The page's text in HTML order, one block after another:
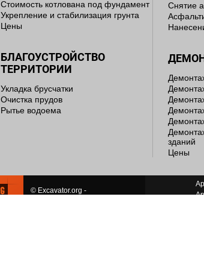
Стоимость котлована под фундамент
Укрепление и стабилизация грунта
Цены
БЛАГОУСТРОЙСТВО
ТЕРРИТОРИИ
Укладка брусчатки
Очистка прудов
Рытье водоема
Снятие
зданий
Цены
© Excavator.org -